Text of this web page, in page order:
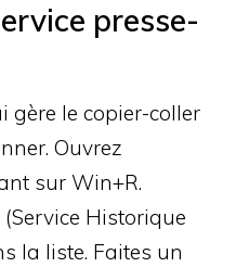
presse-
gère le copier-coller
Ouvrez
sur Win+R.
(Service Historique
la liste. Faites un